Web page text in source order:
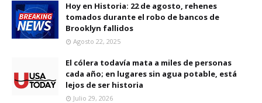
Hoy en Historia: 22 de agosto, rehenes
tomados durante el robo de bancos de
Brooklyn fallidos
Agosto 22, 2025
El cólera todavía mata a miles de personas
cada año; en lugares sin agua potable, está
lejos de ser historia
Julio 29, 2026